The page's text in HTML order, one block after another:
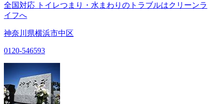
全国対応 トイレつまり・水まわりのトラブルはクリーンラ
イフへ
神奈川県横浜市中区
0120-546593